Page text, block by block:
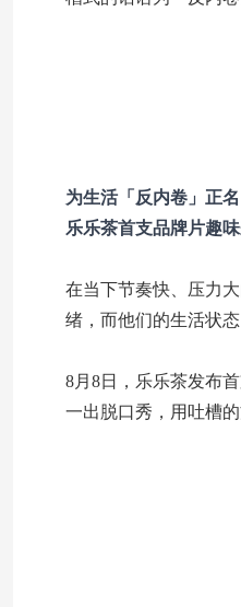
为生活「反内卷」正名
乐乐茶首支品牌片趣
在当下节奏快、压力
绪，而他们的生活状
8月8日，乐乐茶发布
一出脱口秀，用吐槽